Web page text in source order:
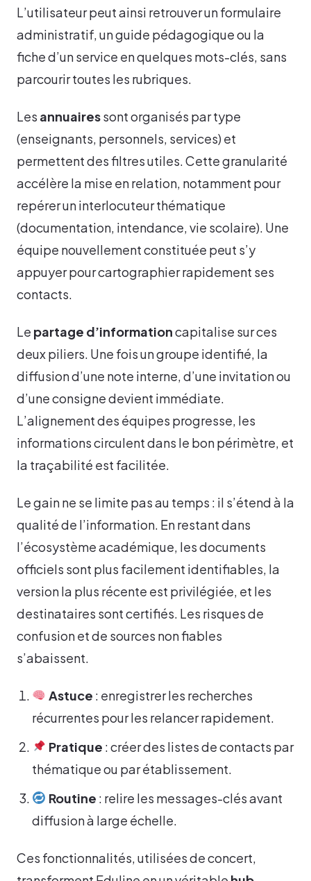
L’utilisateur peut ainsi retrouver un formulaire
administratif, un guide pédagogique ou la
fiche d’un service en quelques mots-clés, sans
parcourir toutes les rubriques.
Les annuairessont organisés par type
(enseignants, personnels, services) et
permettent des filtres utiles. Cette granularité
accélère la mise en relation, notamment pour
repérer un interlocuteur thématique
(documentation, intendance, vie scolaire). Une
équipe nouvellement constituée peut s’y
appuyer pour cartographier rapidement ses
contacts.
Le partage d’informationcapitalise sur ces
deux piliers. Une fois un groupe identifié, la
diffusion d’une note interne, d’une invitation ou
d’une consigne devient immédiate.
L’alignement des équipes progresse, les
informations circulent dans le bon périmètre, et
la traçabilité est facilitée.
Le gain ne se limite pas au temps : il s’étend à la
qualité de l’information. En restant dans
l’écosystème académique, les documents
officiels sont plus facilement identifiables, la
version la plus récente est privilégiée, et les
destinataires sont certifiés. Les risques de
confusion et de sources non fiables
s’abaissent.
Astuce : enregistrer les recherches
récurrentes pour les relancer rapidement.
Pratique : créer des listes de contacts par
thématique ou par établissement.
Routine : relire les messages-clés avant
diffusion à large échelle.
Ces fonctionnalités, utilisées de concert,